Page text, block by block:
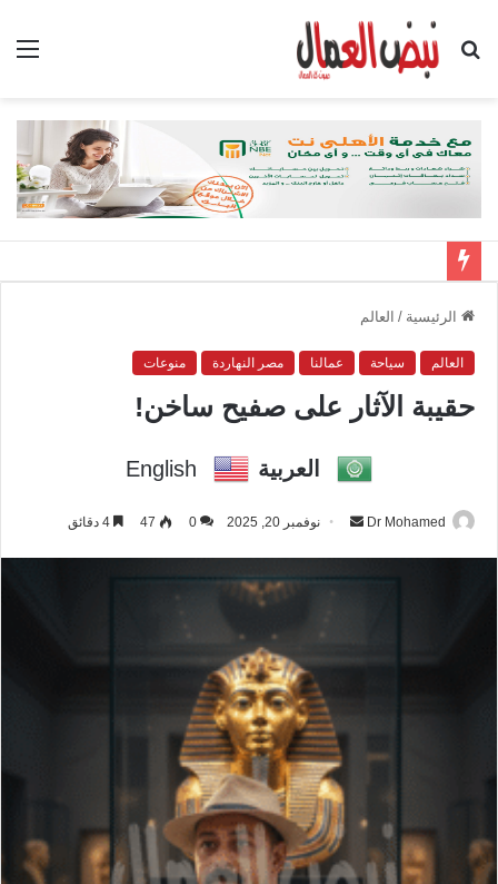
بحث
الرئيسية / العالم
العالم سياحة عمالنا مصر النهاردة منوعات
حقيبة الآثار على صفيح ساخن!
العربية English
Dr Mohamed
س
ر
نوفمبر 20, 2025 0
47